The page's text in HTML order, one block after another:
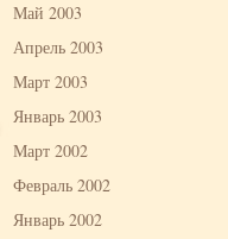
Май 2003
Апрель 2003
Март 2003
Январь 2003
Март 2002
Февраль 2002
Январь 2002